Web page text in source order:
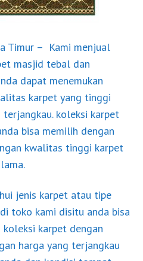
Timur – Kami menjual
masjid tebal dan
dapat menemukan
karpet yang tinggi
koleksi karpet
bisa memilih dengan
kwalitas tinggi karpet
jenis karpet atau tipe
toko kami disitu anda bisa
karpet dengan
harga yang terjangkau